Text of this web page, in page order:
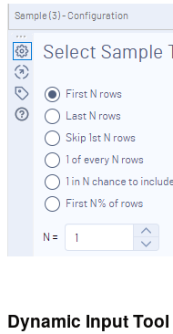
Dynamic Input Tool